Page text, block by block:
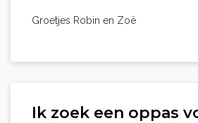
Groetjes Robin en Zoë
Ik zoek een oppas